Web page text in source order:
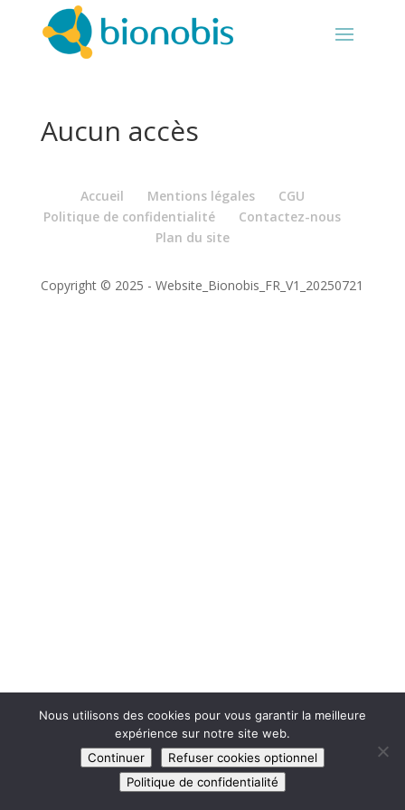
Aucun accès
Accueil Mentions légales
CGU
Politique de confidentialité
Contactez-nous
Plan du site
Copyright © 2025 - Website_Bionobis_FR_V1_20250721
Nous utilisons des cookies pour vous garantir la meilleure
expérience sur notre site web.
Continuer
Refuser cookies optionnel
Politique de confidentialité